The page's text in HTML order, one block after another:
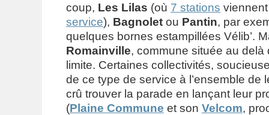
coup, Les Lilas (où 7 stations
service), Bagnolet ou Pantin, par
quelques bornes estampillées Vélib’.
Romainville, commune située au delà
limite. Certaines collectivités,
de ce type de service à l’ensemble de
crû trouver la parade en lançant leur
(Plaine Commune et son Velcom,